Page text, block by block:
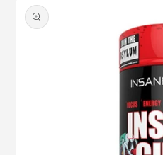
a la
información
del producto